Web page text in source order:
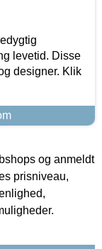
levetid. Disse
designer. Klik
og anmeldt
prisniveau,